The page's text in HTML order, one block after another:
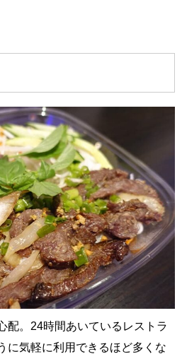
配。24時間あいているレストラ
に気軽に利用できるほど多くな